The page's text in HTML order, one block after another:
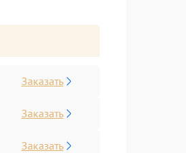
Заказать
Заказать
Заказать